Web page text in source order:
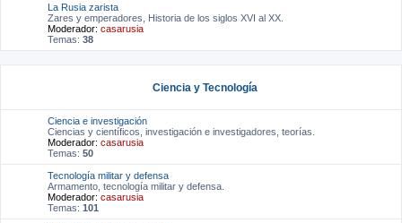
La Rusia zarista
Zares y emperadores, Historia de los siglos XVI al XX.
Moderador: casarusia
Temas: 38
Ciencia y Tecnología
Ciencia e investigación
Ciencias y científicos, investigación e investigadores, teorías.
Moderador: casarusia
Temas: 50
Tecnología militar y defensa
Armamento, tecnología militar y defensa.
Moderador: casarusia
Temas: 101